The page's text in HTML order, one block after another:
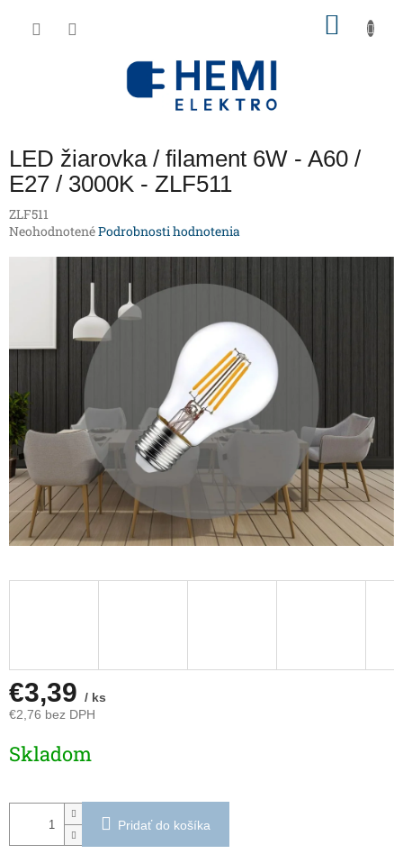
LED žiarovka / filament 6W - A60 /
E27 / 3000K - ZLF511
ZLF511
Priemerné
hviezdičiek.
NeohodnotenéPodrobnosti hodnotenia
€3,39 / ks
€2,76 bez DPH
cena:
Skladom
Pridať do košíka